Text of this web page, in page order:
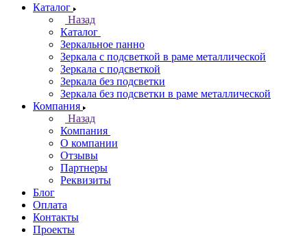
Каталог
Назад
Каталог
Зеркальное панно
Зеркала с подсветкой в раме металлической
Зеркала с подсветкой
Зеркала без подсветки
Зеркала без подсветки в раме металлической
Компания
Назад
Компания
О компании
Отзывы
Партнеры
Реквизиты
Блог
Оплата
Контакты
Проекты